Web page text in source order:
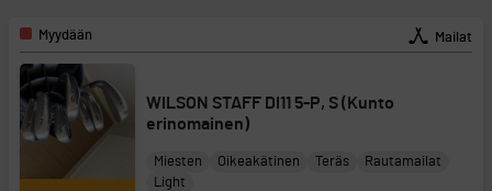
Myydään Mailat
WILSON STAFF DI11 5-P, S (Kunto
erinomainen)
Miesten Oikeakätinen Teräs
Rautamailat
Light